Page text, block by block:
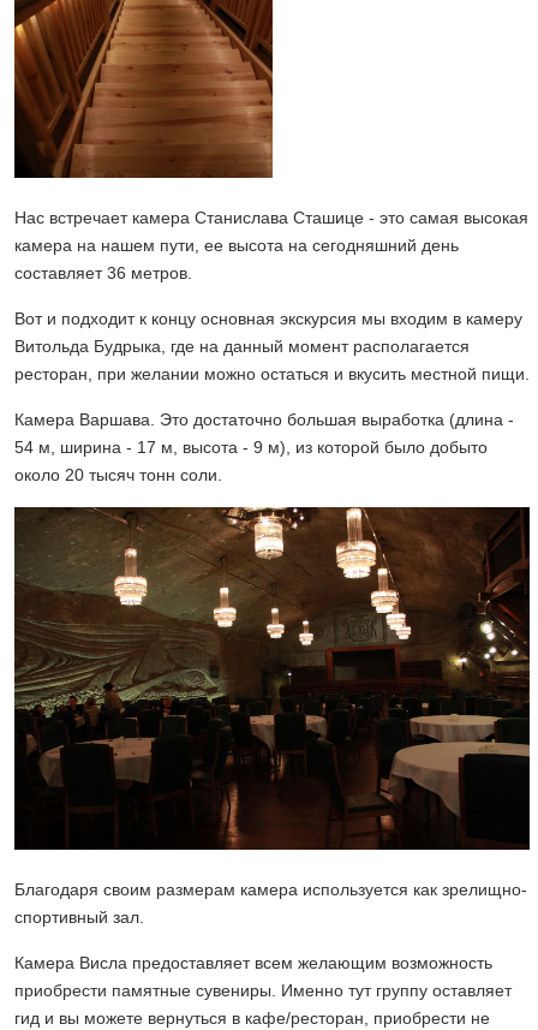
Нас встречает камера Станислава Сташице - это самая высокая
камера на нашем пути, ее высота на сегодняшний день
составляет 36 метров.
Вот и подходит к концу основная экскурсия мы входим в камеру
Витольда Будрыка, где на данный момент располагается
ресторан, при желании можно остаться и вкусить местной пищи.
Камера Варшава. Это достаточно большая выработка (длина -
54 м, ширина - 17 м, высота - 9 м), из которой было добыто
около 20 тысяч тонн соли.
Благодаря своим размерам камера используется как зрелищно-
спортивный зал.
Камера Висла предоставляет всем желающим возможность
приобрести памятные сувениры. Именно тут группу оставляет
гид и вы можете вернуться в кафе/ресторан, приобрести не